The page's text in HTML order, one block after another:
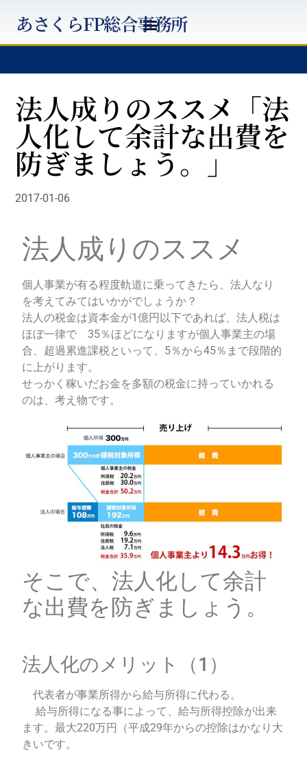
あさくらFP総合事務所
法人成りのススメ「法
人化して余計な出費を
防ぎましょう。」
2017-01-06
法人成りのススメ
個人事業が有る程度軌道に乗ってきたら、法人なり
を考えてみてはいかがでしょうか？
法人の税金は資本金が1億円以下であれば、法人税は
ほぼ一律で 35％ほどになりますが個人事業主の場
合、超過累進課税といって、5％から45％まで段階的
に上がります。
せっかく稼いだお金を多額の税金に持っていかれる
のは、考え物です。
そこで、法人化して余計
な出費を防ぎましょう。
法人化のメリット（1）
代表者が事業所得から給与所得に代わる。
給与所得になる事によって、給与所得控除が出来
ます。最大220万円（平成29年からの控除はかなり大
きいです。